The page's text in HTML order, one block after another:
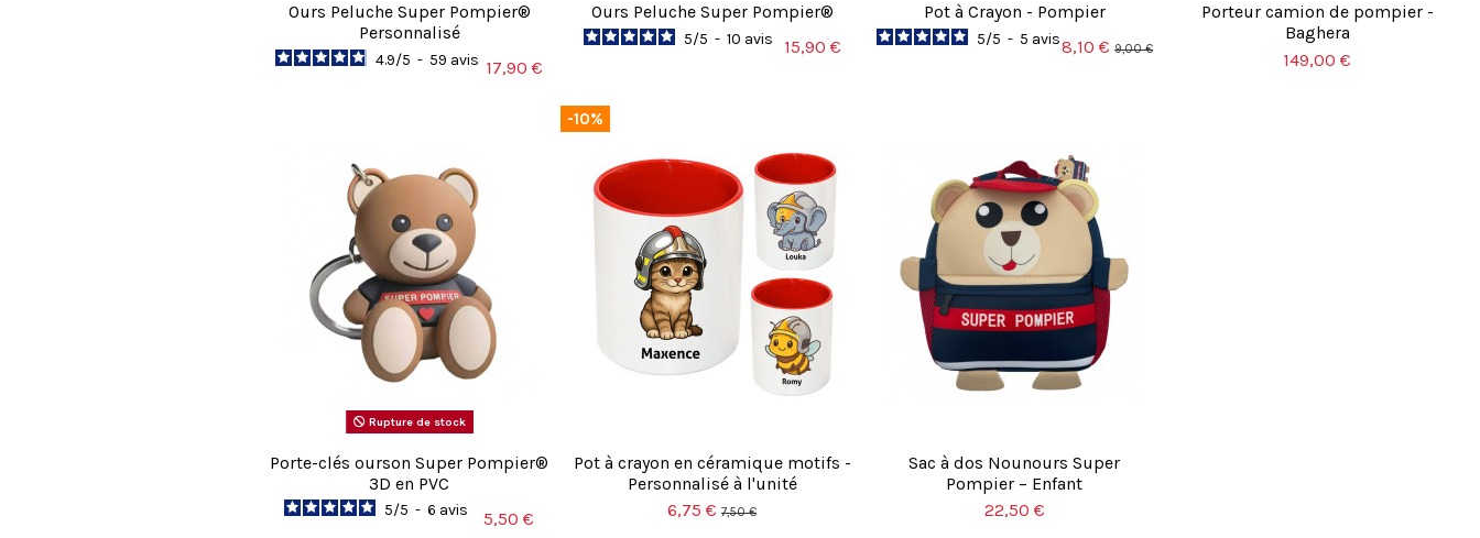
Ours Peluche Super Pompier®
Personnalisé
4.9/5 - 59 avis 17,90 €
Ours Peluche Super Pompier®
5/5 - 10 avis 15,90 €
Pot à Crayon - Pompier
5/5 - 5 avis8,10 €9,00 €
Porteur camion de pompier -
Baghera
149,00 €
Rupture de stock
Porte-clés ourson Super Pompier®
3D en PVC
5/5 - 6 avis 5,50 €
-10%
Pot à crayon en céramique motifs -
Personnalisé à l'unité
6,75 €7,50 €
Sac à dos Nounours Super
Pompier – Enfant
22,50 €